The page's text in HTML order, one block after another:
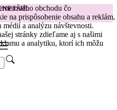
obchodu čo
na prispôsobenie obsahu a reklám,
a analýzu návštevnosti.
stránky zdieľame aj s našimi
a analytiku, ktorí ich môžu